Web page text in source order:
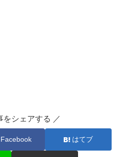
をシェアする ／
Facebook はてブ